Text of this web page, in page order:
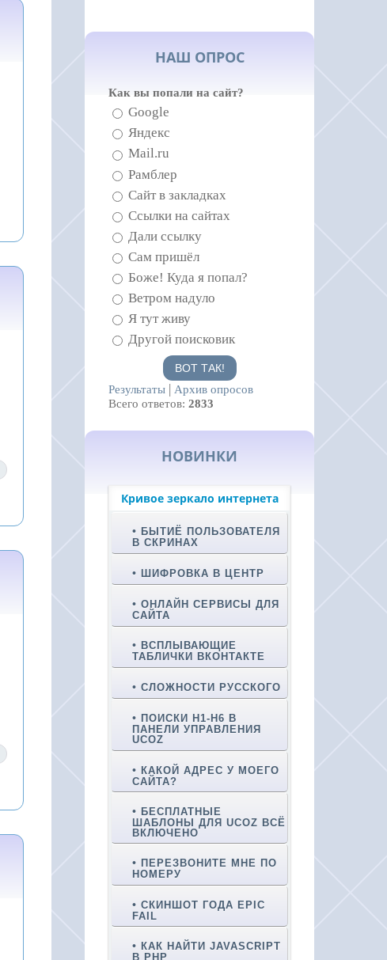
НАШ ОПРОС
Как вы попали на сайт?
Google
Яндекс
Mail.ru
Рамблер
Сайт в закладках
Ссылки на сайтах
Дали ссылку
Сам пришёл
Боже! Куда я попал?
Ветром надуло
Я тут живу
Другой поисковик
Результаты
Архив опросов
Всего ответов: 2833
НОВИНКИ
Кривое зеркало интернета
БЫТИЁ ПОЛЬЗОВАТЕЛЯ
В СКРИНАХ
ШИФРОВКА В ЦЕНТР
ОНЛАЙН СЕРВИСЫ ДЛЯ
САЙТА
ВСПЛЫВАЮЩИЕ
ТАБЛИЧКИ ВКОНТАКТЕ
СЛОЖНОСТИ РУССКОГО
ПОИСКИ H1-H6 В
ПАНЕЛИ УПРАВЛЕНИЯ
UCOZ
КАКОЙ АДРЕС У МОЕГО
САЙТА?
БЕСПЛАТНЫЕ
ШАБЛОНЫ ДЛЯ UCOZ ВСЁ
ВКЛЮЧЕНО
ПЕРЕЗВОНИТЕ МНЕ ПО
НОМЕРУ
СКИНШОТ ГОДА EPIC
FAIL
КАК НАЙТИ JAVASCRIPT
В PHP